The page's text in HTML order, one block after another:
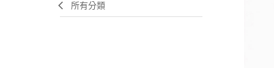
所有分類